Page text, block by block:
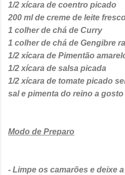
1/2 xícara de coentro picado
200 ml de creme de leite
1 colher de chá de Curry
1 colher de chá de Gengibre
1/2 xícara de Pimentão
1/2 xícara de salsa picada
1/2 xícara de tomate picado
sal e pimenta do reino a gosto
Modo de Preparo
- Limpe os camarões e deixe